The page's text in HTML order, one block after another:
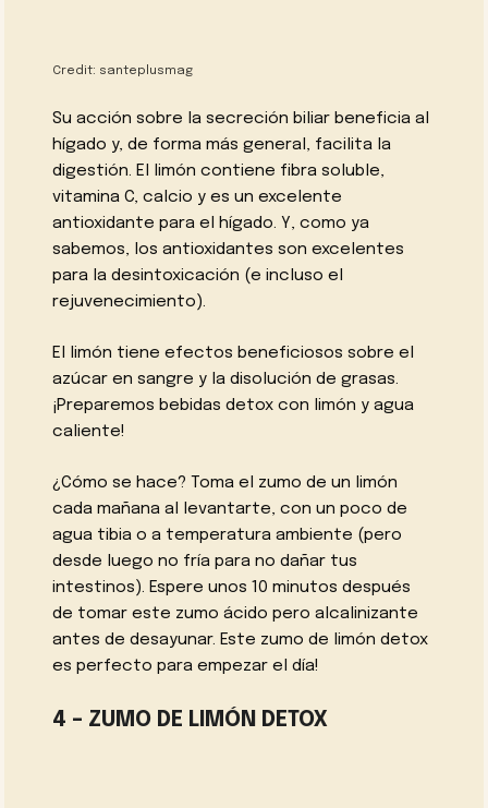
Credit: santeplusmag
Su acción sobre la secreción biliar beneficia al
hígado y, de forma más general, facilita la
digestión. El limón contiene fibra soluble,
vitamina C, calcio y es un excelente
antioxidante para el hígado. Y, como ya
sabemos, los antioxidantes son excelentes
para la desintoxicación (e incluso el
rejuvenecimiento).
El limón tiene efectos beneficiosos sobre el
azúcar en sangre y la disolución de grasas.
¡Preparemos bebidas detox con limón y agua
caliente!
¿Cómo se hace? Toma el zumo de un limón
cada mañana al levantarte, con un poco de
agua tibia o a temperatura ambiente (pero
desde luego no fría para no dañar tus
intestinos). Espere unos 10 minutos después
de tomar este zumo ácido pero alcalinizante
antes de desayunar. Este zumo de limón detox
es perfecto para empezar el día!
4 – ZUMO DE LIMÓN DETOX